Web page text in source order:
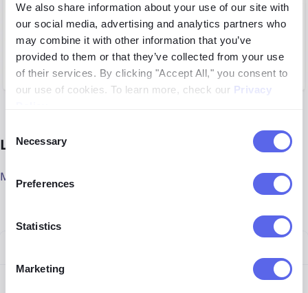
We also share information about your use of our site with
our social media, advertising and analytics partners who
may combine it with other information that you’ve
provided to them or that they’ve collected from your use
of their services. By clicking "Accept All," you consent to
our use of cookies. To learn more, check our Privacy
Selection
Necessary
Preferences
Statistics
Marketing
Lenso.ai vs PimEyes – una comparación
Mira cómo lenso.ai es mejor que PimEyes:
Desde: 29,99